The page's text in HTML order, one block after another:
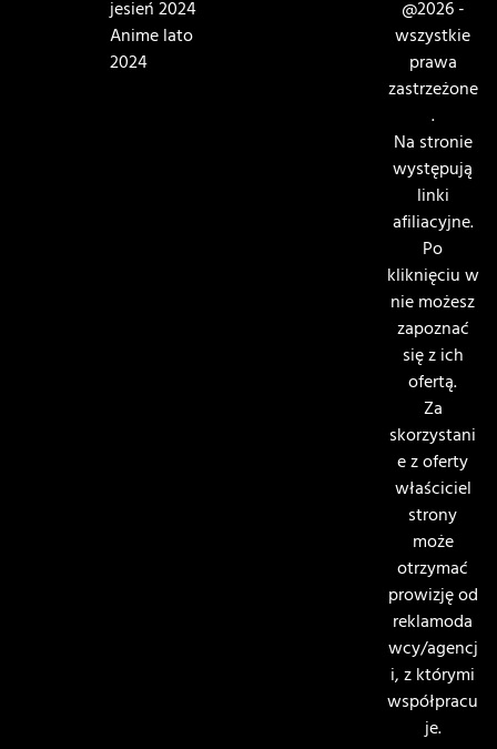
jesień 2024
Anime lato
2024
@2026 -
wszystkie
prawa
zastrzeżone
.
Na stronie
występują
linki
afiliacyjne.
Po
kliknięciu w
nie możesz
zapoznać
się z ich
ofertą.
Za
skorzystani
e z oferty
właściciel
strony
może
otrzymać
prowizję od
reklamoda
wcy/agencj
i, z którymi
współpracu
je.